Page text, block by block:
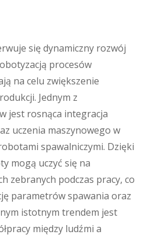
się dynamiczny rozwój
procesów
na celu zwiększenie
Jednym z
jest rosnąca integracja
uczenia maszynowego w
spawalniczymi. Dzięki
mogą uczyć się na
zebranych podczas pracy, co
parametrów spawania oraz
istotnym trendem jest
między ludźmi a